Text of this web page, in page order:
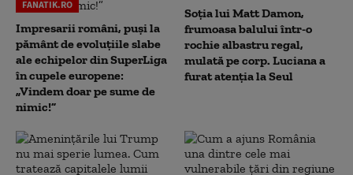
FANATIK.RO
Impresarii români, puși la
pământ de evoluțiile slabe
ale echipelor din SuperLiga
în cupele europene:
„Vindem doar pe sume de
nimic!”
Soția lui Matt Damon,
frumoasa balului într-o
rochie albastru regal,
mulată pe corp. Luciana a
furat atenția la Seul